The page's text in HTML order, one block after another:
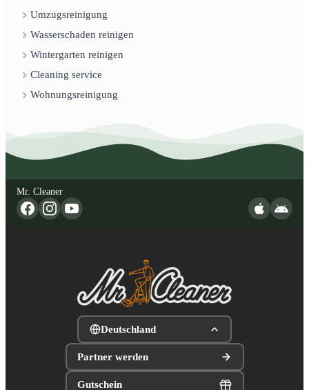
Umzugsreinigung
Wasserschaden reinigen
Wintergarten reinigen
Cleaning service
Wohnungsreinigung
Mr. Cleaner
Deutschland
Partner werden
Gutschein